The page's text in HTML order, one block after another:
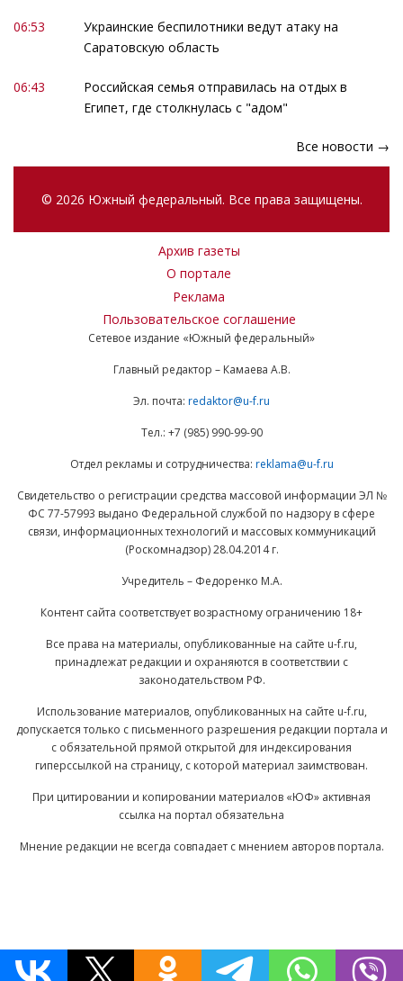
06:53
Украинские беспилотники ведут атаку на
Саратовскую область
06:43
Российская семья отправилась на отдых в
Египет, где столкнулась с "адом"
Все новости →
© 2026 Южный федеральный. Все права защищены.
Архив газеты
О портале
Реклама
Пользовательское соглашение
Сетевое издание «Южный федеральный»
Главный редактор – Камаева А.В.
Эл. почта: redaktor@u-f.ru
Тел.: +7 (985) 990-99-90
Отдел рекламы и сотрудничества: reklama@u-f.ru
Свидетельство о регистрации средства массовой информации ЭЛ №
ФС 77-57993 выдано Федеральной службой по надзору в сфере
связи, информационных технологий и массовых коммуникаций
(Роскомнадзор) 28.04.2014 г.
Учредитель – Федоренко М.А.
Контент сайта соответствует возрастному ограничению 18+
Все права на материалы, опубликованные на сайте u-f.ru,
принадлежат редакции и охраняются в соответствии с
законодательством РФ.
Использование материалов, опубликованных на сайте u-f.ru,
допускается только с письменного разрешения редакции портала и
с обязательной прямой открытой для индексирования
гиперссылкой на страницу, с которой материал заимствован.
При цитировании и копировании материалов «ЮФ» активная
ссылка на портал обязательна
Мнение редакции не всегда совпадает с мнением авторов портала.